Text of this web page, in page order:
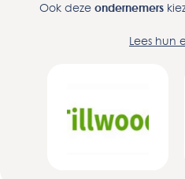
Ook deze ondernemers
Lees hun